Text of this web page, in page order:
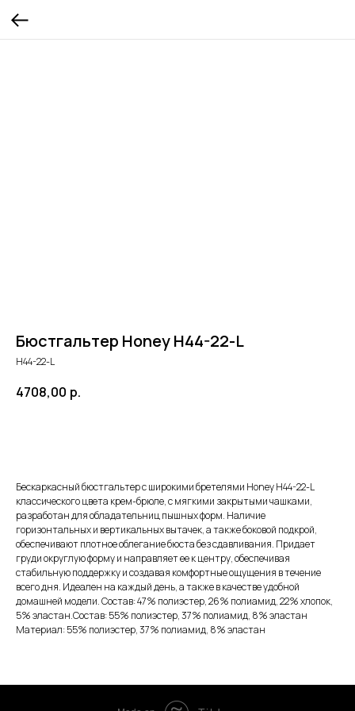
Бюстгальтер Honey H44-22-L
H44-22-L
4708,00 р.
Бескаркасный бюстгальтер с широкими бретелями Honey H44-22-L
классического цвета крем-брюле, с мягкими закрытыми чашками,
разработан для обладательниц пышных форм. Наличие
горизонтальных и вертикальных вытачек, а также боковой подкрой,
обеспечивают плотное облегание бюста без сдавливания. Придает
груди округлую форму и направляет ее к центру, обеспечивая
стабильную поддержку и создавая комфортные ощущения в течение
всего дня. Идеален на каждый день, а также в качестве удобной
домашней модели. Состав: 47% полиэстер, 26% полиамид, 22% хлопок,
5% эластан.Состав: 55% полиэстер, 37% полиамид, 8% эластан
Материал: 55% полиэстер, 37% полиамид, 8% эластан